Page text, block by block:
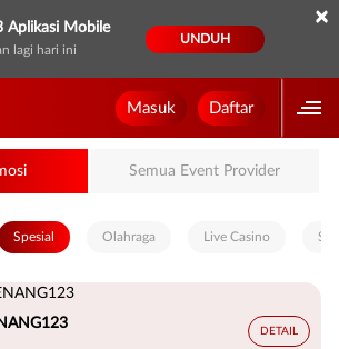
Aplikasi Mobile
lagi hari ini
UNDUH
×
Masuk Daftar
Semua Event Provider
Spesial Olahraga Live Casino
DETAIL